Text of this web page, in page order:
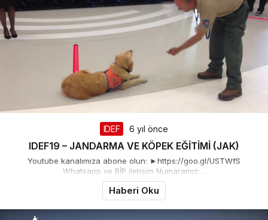
IDEF 6 yıl önce
IDEF19 – JANDARMA VE KÖPEK EĞİTİMİ (JAK)
Youtube kanalımıza abone olun: ►https://goo.gl/USTWfS
Whatsapp ve BİP iletişim Numaramız:...
Haberi Oku